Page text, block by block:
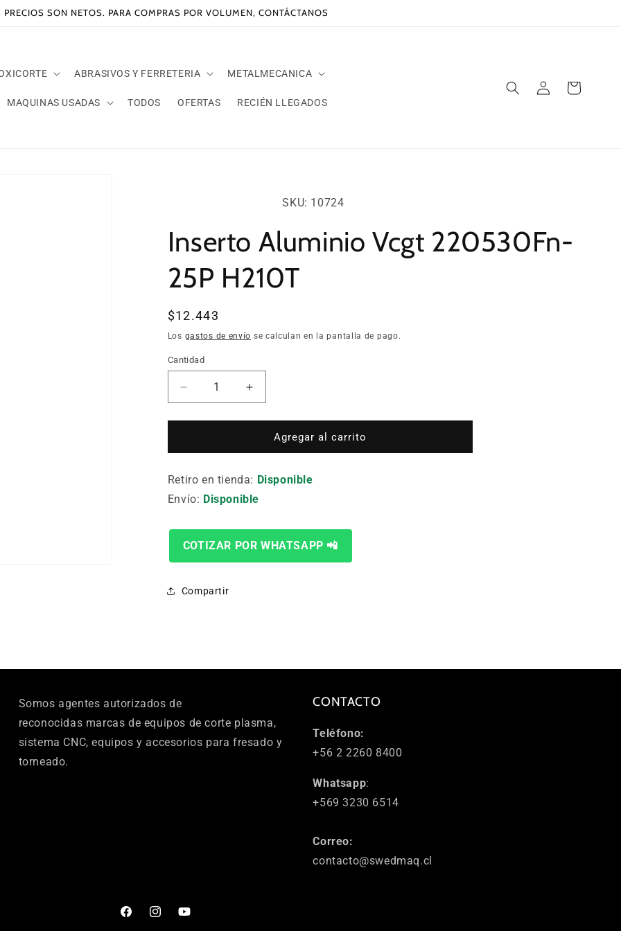
PRECIOS SON NETOS. PARA COMPRAS POR VOLUMEN, CONTÁCTANOS
ABRASIVOS Y FERRETERIA METALMECANICA
MAQUINAS USADAS TODOS OFERTAS RECIÉN LLEGADOS
sesión
Carrito
SKU: 10724
Inserto Aluminio Vcgt 220530Fn-
25P H210T
Precio
habitual
$12.443
Los gastos de envío se calculan en la pantalla de pago.
Cantidad
Cantidad
Reducir
cantidad
para
Aluminio
220530Fn-
25P
H210T
Aumentar
cantidad
para
Inserto
Aluminio
220530Fn-
25P
Agregar al carrito
Retiro en tienda: Disponible
Envío: Disponible
COTIZAR POR WHATSAPP 📲
Compartir
Somos agentes autorizados de
reconocidas marcas de equipos de corte plasma,
sistema CNC, equipos y accesorios para fresado y
torneado.
CONTACTO
Teléfono:
+56 2 2260 8400
Whatsapp:
+569 3230 6514
Correo:
contacto@swedmaq.cl
FacebookInstagramYouTube